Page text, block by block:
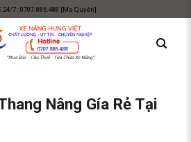
24/7 : 0707.886.488 [Ms Quyên]
Nâng Gía Rẻ Tại